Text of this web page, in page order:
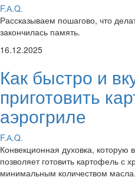
F.А.Q.
Рассказываем пошагово, что
закончилась память.
16.12.2025
Как быстро и
приготовить
аэрогриле
F.А.Q.
Конвекционная духовка, которую
позволяет готовить картофель с
минимальным количеством масла.